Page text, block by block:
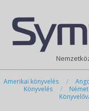
content
Navigation
Menu
Amerikai könyvelés
Könyvelés